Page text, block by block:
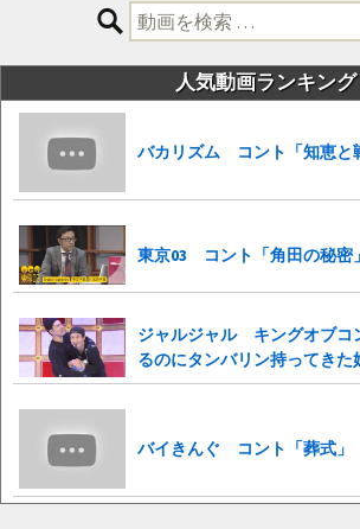
検
索:
人気動画ランキング
バカリズム コント「知恵と
東京03 コント「角田の秘密」
ジャルジャル キングオブコ
るのにタンバリン持ってきた
バイきんぐ コント「葬式」